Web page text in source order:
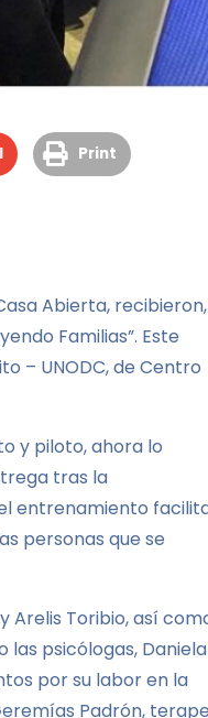
Print
Abierta,
Familias”. Este
– UNODC, de Centro
y piloto, ahora lo
tras la
entrenamiento
personas que se
Arelis Toribio, así
psicólogas, Daniela
por su labor en la
Padrón,